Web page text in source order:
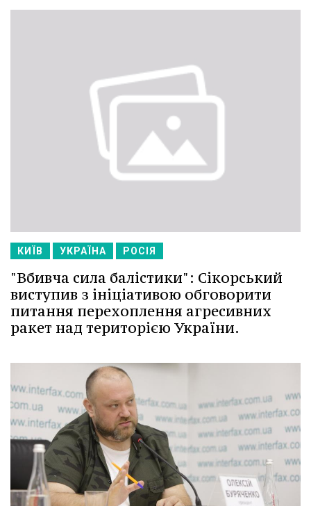
КИЇВ УКРАЇНА РОСІЯ
"Вбивча сила балістики": Сікорський
виступив з ініціативою обговорити
питання перехоплення агресивних
ракет над територією України.